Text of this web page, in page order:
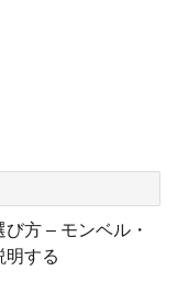
方 – モンベル・
明する